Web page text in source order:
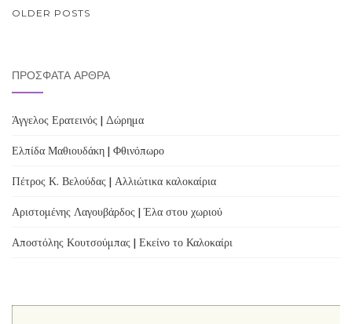
POSTS
OLDER POSTS
ΠΡΌΣΦΑΤΑ ΆΡΘΡΑ
Άγγελος Ερατεινός | Δώρημα
Ελπίδα Μαθιουδάκη | Φθινόπωρο
Πέτρος Κ. Βελούδας | Αλλιώτικα καλοκαίρια
Αριστομένης Λαγουβάρδος | Έλα στου χωριού
Αποστόλης Κουτσούμπας | Εκείνο το Καλοκαίρι